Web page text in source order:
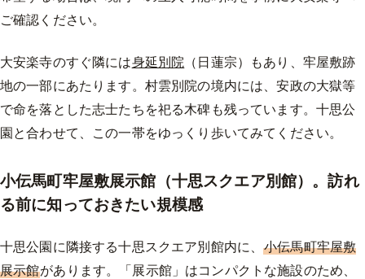
ご確認ください。
大安楽寺のすぐ隣には身延別院 （日蓮宗）もあり、牢屋敷跡
地の一部にあたります。村雲別院の境内には、安政の大獄等
で命を落とした志士たちを祀る木碑も残っています。十思公
園と合わせて、この一帯をゆっくり歩いてみてください。
小伝馬町牢屋敷展示館（十思スクエア別館）。訪れ
る前に知っておきたい規模感
十思公園に隣接する十思スクエア別館内に、小伝馬町牢屋敷
展示館があります。「展示館」はコンパクトな施設のため、